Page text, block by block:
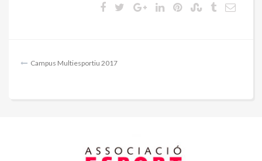
Navegación
Campus Multiesportiu 2017